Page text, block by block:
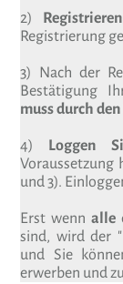
2)
Registrierung
3) Nach der
Bestätigung
muss durch
4) Loggen
Voraussetzung
und 3).
Erst wennalle
sind, wird der
und Sie
erwerben und